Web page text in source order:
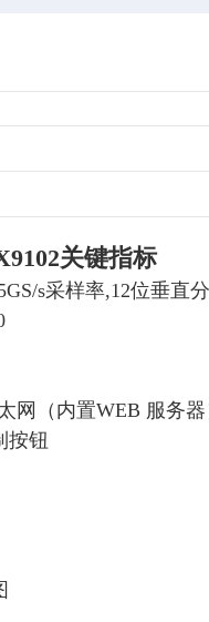
关键指标
s采样率,12位垂
网（内置WEB 服务器
按钮